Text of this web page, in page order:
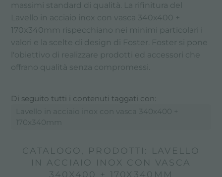
massimi standard di qualità. La rifinitura del
Lavello in acciaio inox con vasca 340x400 +
170x340mm rispecchiano nei minimi particolari i
valori e la scelte di design di Foster. Foster si pone
l'obiettivo di realizzare prodotti ed accessori che
offrano qualità senza compromessi.
Di seguito tutti i contenuti taggati con:
Lavello in acciaio inox con vasca 340x400 +
170x340mm
CATALOGO, PRODOTTI: LAVELLO
IN ACCIAIO INOX CON VASCA
340X400 + 170X340MM